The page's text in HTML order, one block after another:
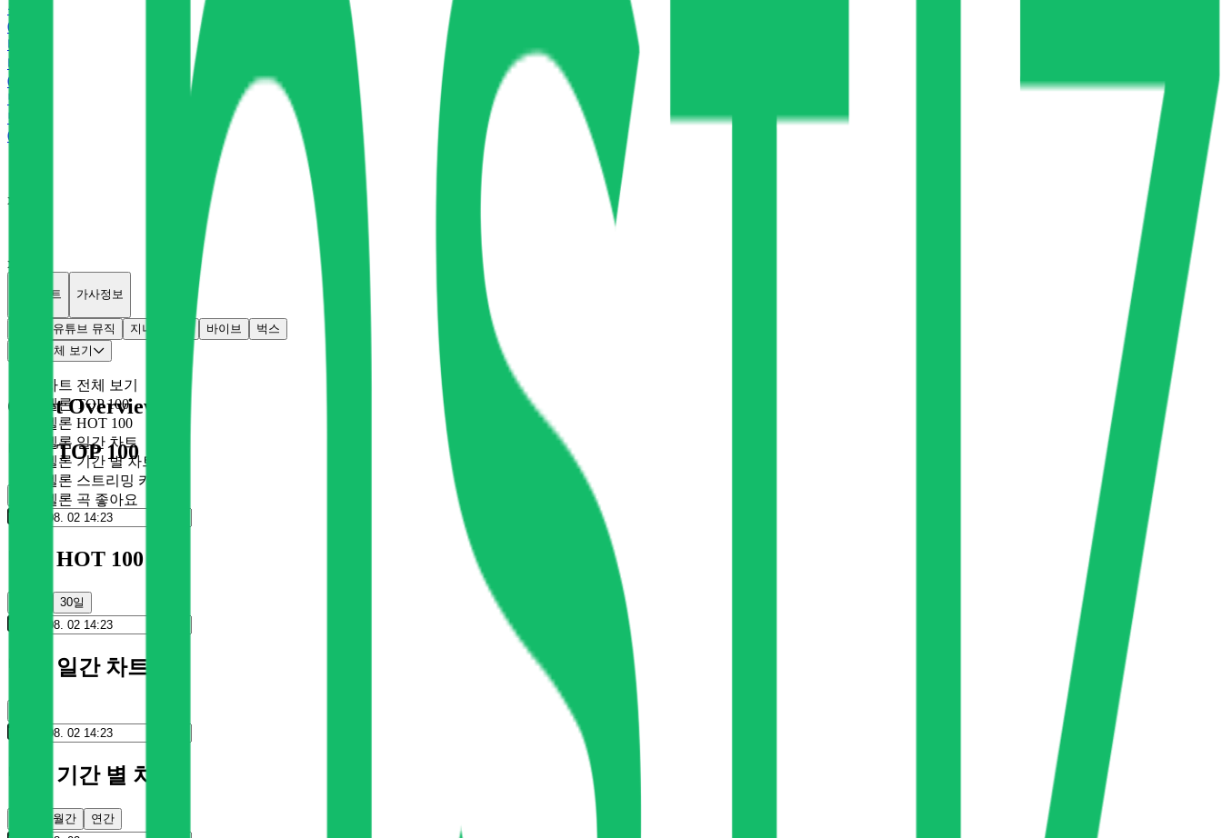
플로
0
바
바이브
0
벅
벅스
0
x
x
개별차트 가사정보
유튜브 뮤직 지니 바이브
벅스
차트 전체 보기
차트 전체 보기
멜론 TOP 100
멜론 HOT 100
멜론 일간 차트
멜론 기간 별 차트
멜론 스트리밍 카드
멜론 곡 좋아요
Chart Overview
멜론 TOP 100
멜론 HOT 100
30일
멜론 일간 차트
멜론 기간 별 차트
월간 연간